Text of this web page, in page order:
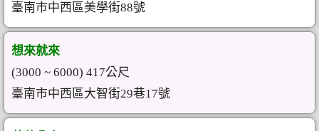
臺南市中西區美學街88號
想來就來
(3000 ~ 6000) 417公尺
臺南市中西區大智街29巷17號